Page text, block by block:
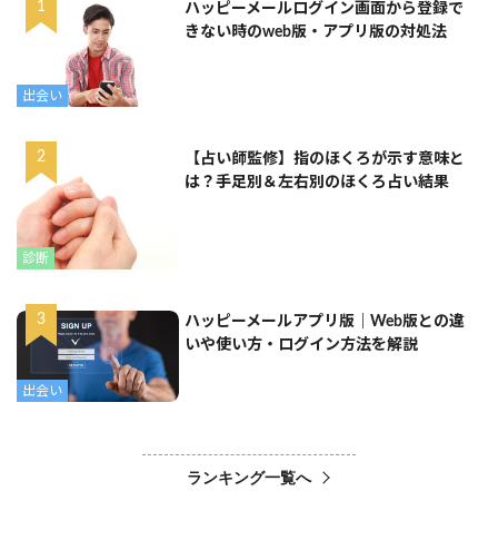
出会い
ハッピーメールログイン画面から登録で
きない時のweb版・アプリ版の対処法
診断
【占い師監修】指のほくろが示す意味と
は？手足別＆左右別のほくろ占い結果
出会い
ハッピーメールアプリ版｜Web版との違
いや使い方・ログイン方法を解説
ランキング一覧へ